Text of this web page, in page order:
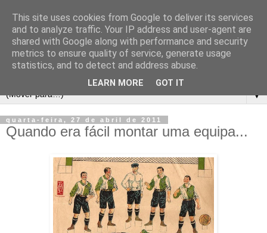
▼
quarta-feira, 27 de abril de 2011
Quando era fácil montar uma equipa...
This site uses cookies from Google to deliver its services
and to analyze traffic. Your IP address and user-agent are
shared with Google along with performance and security
metrics to ensure quality of service, generate usage
statistics, and to detect and address abuse.
LEARN MORE GOT IT